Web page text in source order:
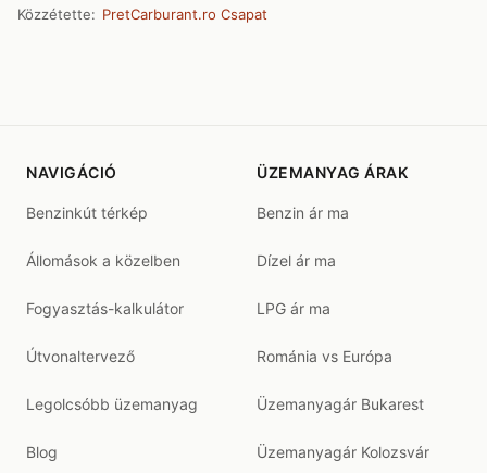
Közzétette: PretCarburant.ro Csapat
NAVIGÁCIÓ
Benzinkút térkép
Állomások a közelben
Fogyasztás-kalkulátor
Útvonaltervező
Legolcsóbb üzemanyag
Blog
ÜZEMANYAG ÁRAK
Benzin ár ma
Dízel ár ma
LPG ár ma
Románia vs Európa
Üzemanyagár Bukarest
Üzemanyagár Kolozsvár